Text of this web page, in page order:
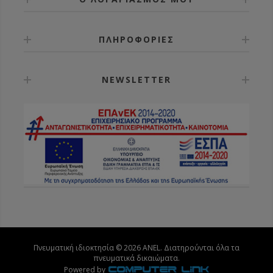
ΠΛΗΡΟΦΟΡΙΕΣ
NEWSLETTER
Πνευματική ιδιοκτησία © 2026 ANEL. Διατηρούνται όλα τα
πνευματικά δικαιώματα.
Powered by